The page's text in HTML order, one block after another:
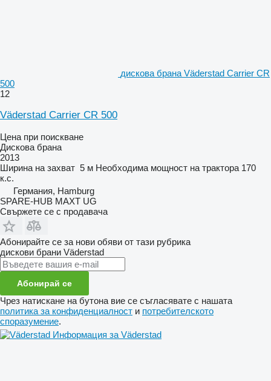
дискова брана Väderstad Carrier CR
500
12
Väderstad Carrier CR 500
Цена при поискване
Дискова брана
2013
Ширина на захват 5 м Необходима мощност на трактора 170
к.с.
Германия, Hamburg
SPARE-HUB MAXT UG
Свържете се с продавача
Абонирайте се за нови обяви от тази рубрика
дискови брани Väderstad
Абонирай се
Чрез натискане на бутона вие се съгласявате с нашата
политика за конфиденциалност и потребителското
споразумение.
Информация за Väderstad